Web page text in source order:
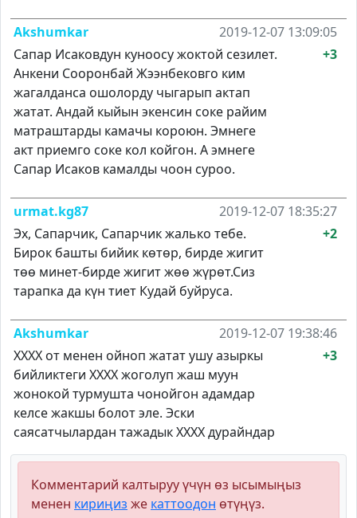
Akshumkar
2019-12-07 13:09:05
Сапар Исаковдун куноосу жоктой сезилет.
Анкени Сооронбай Жээнбековго ким
жагалданса ошолорду чыгарып актап
жатат. Андай кыйын экенсин соке райим
матраштарды камачы короюн. Эмнеге
акт приемго соке кол койгон. А эмнеге
Сапар Исаков камалды чоон суроо.
+3
urmat.kg87
2019-12-07 18:35:27
Эх, Сапарчик, Сапарчик жалько тебе.
Бирок башты бийик көтөр, бирде жигит
төө минет-бирде жигит жөө жүрөт.Сиз
тарапка да күн тиет Кудай буйруса.
+2
Akshumkar
2019-12-07 19:38:46
ХХХХ от менен ойноп жатат ушу азыркы
бийликтеги ХХХХ жоголуп жаш муун
жонокой турмушта чонойгон адамдар
келсе жакшы болот эле. Эски
саясатчылардан тажадык ХХХХ дурайндар
+3
Комментарий калтыруу үчүн өз ысымыңыз
менен кириңиз же каттоодон өтүңүз.